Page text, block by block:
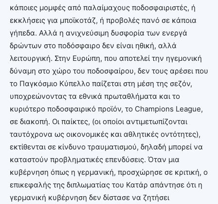
κάποιες μομφές από παλαίμαχους ποδοσφαιριστές, ή
εκκλήσεις για μποϊκοτάζ, ή προβολές πανό σε κάποια
γήπεδα. Αλλά η ανιχνεύσιμη δυσφορία των ενεργά
δρώντων στο ποδόσφαιρο δεν είναι ηθική, αλλά
λειτουργική. Στην Ευρώπη, που αποτελεί την ηγεμονική
δύναμη στο χώρο του ποδοσφαίρου, δεν τους αρέσει που
το Παγκόσμιο Κύπελλο παίζεται στη μέση της σεζόν,
υποχρεώνοντας τα εθνικά πρωταθλήματα και το
κυριότερο ποδοσφαιρικό προϊόν, το Champions League,
σε διακοπή. Οι παίκτες, (οι οποίοι αντιμετωπίζονται
ταυτόχρονα ως οικονομικές και αθλητικές οντότητες),
εκτίθενται σε κίνδυνο τραυματισμού, δηλαδή μπορεί να
καταστούν προβληματικές επενδύσεις. Όταν μια
κυβέρνηση όπως η γερμανική, προσχώρησε σε κριτική, ο
επικεφαλής της διπλωματίας του Κατάρ απάντησε ότι η
γερμανική κυβέρνηση δεν δίστασε να ζητήσει